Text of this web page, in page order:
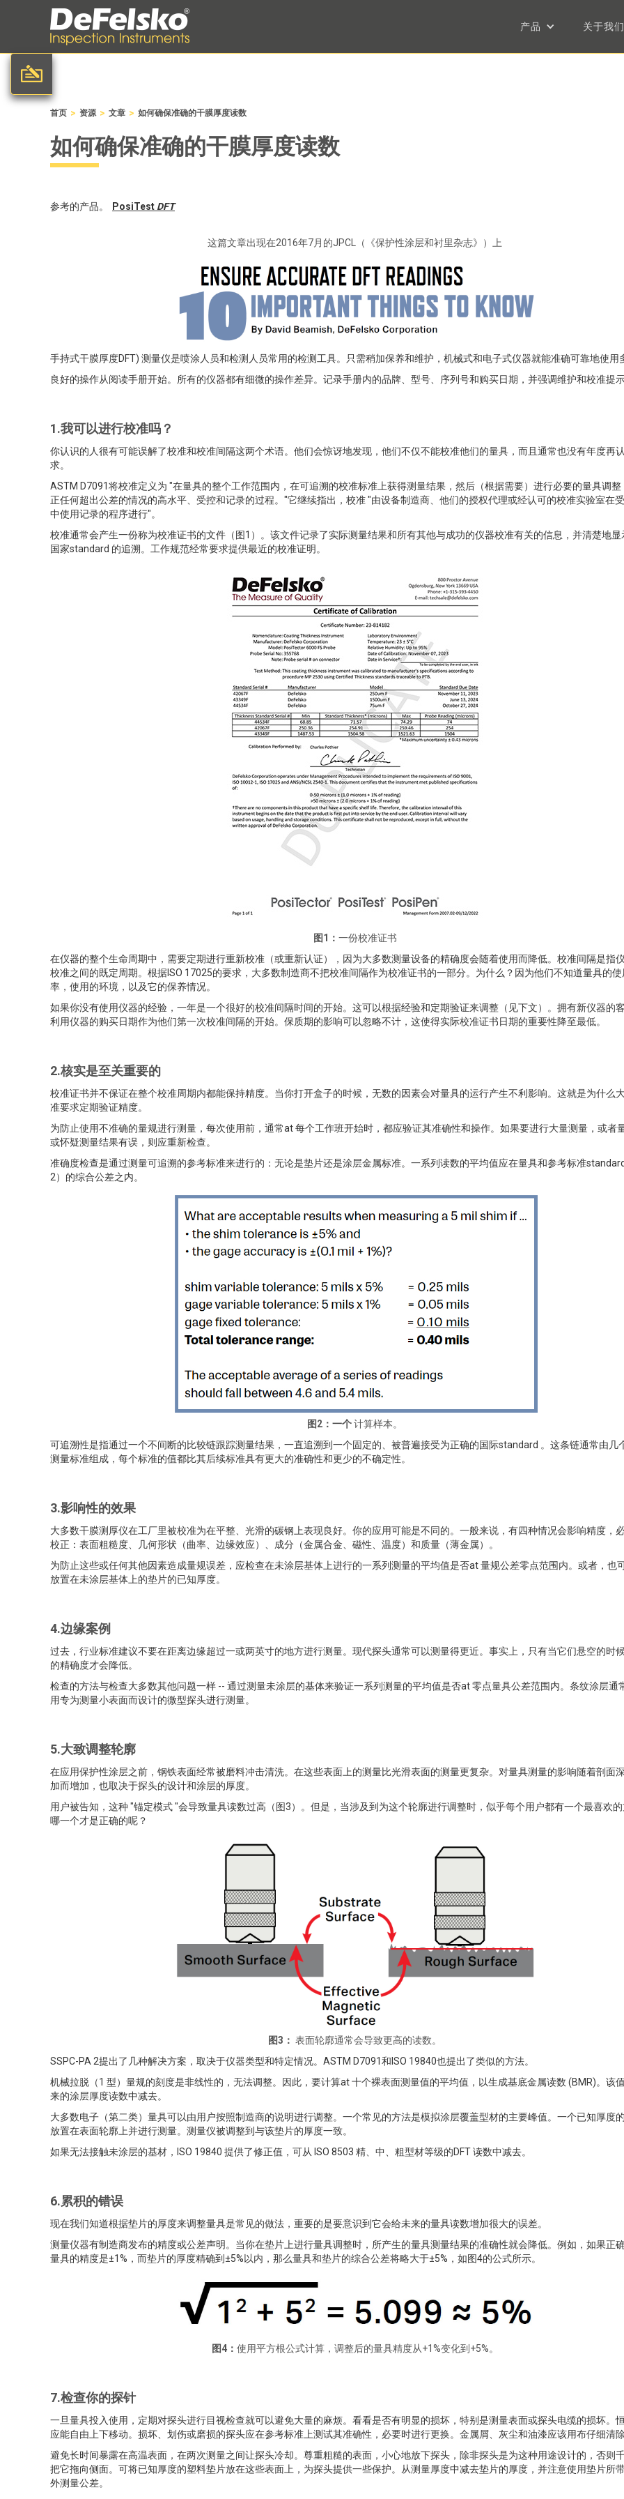
产品 关于我们
首页 > 资源 > 文章 > 如何确保准确的干膜厚度读数
如何确保准确的干膜厚度读数
参考的产品。 PosiTest DFT
这篇文章出现在2016年7月的JPCL（《保护性涂层和衬里杂志》）上
手持式干膜厚度DFT) 测量仪是喷涂人员和检测人员常用的检测工具。只需稍加保养和维护，机械式和电子式仪器就能准确可靠地使用
良好的操作从阅读手册开始。所有的仪器都有细微的操作差异。记录手册内的品牌、型号、序列号和购买日期，并强调维护和校准提示
1.我可以进行校准吗？
你认识的人很有可能误解了校准和校准间隔这两个术语。他们会惊讶地发现，他们不仅不能校准他们的量具，而且通常也没有年度再
求。
ASTM D7091将校准定义为 "在量具的整个工作范围内，在可追溯的校准标准上获得测量结果，然后（根据需要）进行必要的量具调整
正任何超出公差的情况的高水平、受控和记录的过程。"它继续指出，校准 "由设备制造商、他们的授权代理或经认可的校准实验室在
中使用记录的程序进行"。
校准通常会产生一份称为校准证书的文件（图1）。该文件记录了实际测量结果和所有其他与成功的仪器校准有关的信息，并清楚地显
国家standard 的追溯。工作规范经常要求提供最近的校准证明。
图1： 一份校准证书
在仪器的整个生命周期中，需要定期进行重新校准（或重新认证），因为大多数测量设备的精确度会随着使用而降低。校准间隔是指
校准之间的既定周期。根据ISO 17025的要求，大多数制造商不把校准间隔作为校准证书的一部分。为什么？因为他们不知道量具的使
率，使用的环境，以及它的保养情况。
如果你没有使用仪器的经验，一年是一个很好的校准间隔时间的开始。这可以根据经验和定期验证来调整（见下文）。拥有新仪器的
利用仪器的购买日期作为他们第一次校准间隔的开始。保质期的影响可以忽略不计，这使得实际校准证书日期的重要性降至最低。
2.核实是至关重要的
校准证书并不保证在整个校准周期内都能保持精度。当你打开盒子的时候，无数的因素会对量具的运行产生不利影响。这就是为什么
准要求定期验证精度。
为防止使用不准确的量规进行测量，每次使用前，通常at 每个工作班开始时，都应验证其准确性和操作。如果要进行大量测量，或者
或怀疑测量结果有误，则应重新检查。
准确度检查是通过测量可追溯的参考标准来进行的：无论是垫片还是涂层金属标准。一系列读数的平均值应在量具和参考标准
2）的综合公差之内。
图2：一个计算样本。
可追溯性是指通过一个不间断的比较链跟踪测量结果，一直追溯到一个固定的、被普遍接受为正确的国际standard 。这条链通常由几
测量标准组成，每个标准的值都比其后续标准具有更大的准确性和更少的不确定性。
3.影响性的效果
大多数干膜测厚仪在工厂里被校准为在平整、光滑的碳钢上表现良好。你的应用可能是不同的。一般来说，有四种情况会影响精度，
校正：表面粗糙度、几何形状（曲率、边缘效应）、成分（金属合金、磁性、温度）和质量（薄金属）。
为防止这些或任何其他因素造成量规误差，应检查在未涂层基体上进行的一系列测量的平均值是否at 量规公差零点范围内。或者，也
放置在未涂层基体上的垫片的已知厚度。
4.边缘案例
过去，行业标准建议不要在距离边缘超过一或两英寸的地方进行测量。现代探头通常可以测量得更近。事实上，只有当它们悬空的时
的精确度才会降低。
检查的方法与检查大多数其他问题一样 -- 通过测量未涂层的基体来验证一系列测量的平均值是否at 零点量具公差范围内。条纹涂层通
用专为测量小表面而设计的微型探头进行测量。
5.大致调整轮廓
在应用保护性涂层之前，钢铁表面经常被磨料冲击清洗。在这些表面上的测量比光滑表面的测量更复杂。对量具测量的影响随着剖面
加而增加，也取决于探头的设计和涂层的厚度。
用户被告知，这种 "锚定模式 "会导致量具读数过高（图3）。但是，当涉及到为这个轮廓进行调整时，似乎每个用户都有一个最喜欢的
哪一个才是正确的呢？
图3： 表面轮廓通常会导致更高的读数。
SSPC-PA 2提出了几种解决方案，取决于仪器类型和特定情况。ASTM D7091和ISO 19840也提出了类似的方法。
机械拉脱（1 型）量规的刻度是非线性的，无法调整。因此，要计算at 十个裸表面测量值的平均值，以生成基底金属读数 (BMR)。该
来的涂层厚度读数中减去。
大多数电子（第二类）量具可以由用户按照制造商的说明进行调整。一个常见的方法是模拟涂层覆盖型材的主要峰值。一个已知厚度
放置在表面轮廓上并进行测量。测量仪被调整到与该垫片的厚度一致。
如果无法接触未涂层的基材，ISO 19840 提供了修正值，可从 ISO 8503 精、中、粗型材等级的DFT 读数中减去。
6.累积的错误
现在我们知道根据垫片的厚度来调整量具是常见的做法，重要的是要意识到它会给未来的量具读数增加很大的误差。
测量仪器有制造商发布的精度或公差声明。当你在垫片上进行量具调整时，所产生的量具测量结果的准确性就会降低。例如，如果正
量具的精度是±1%，而垫片的厚度精确到±5%以内，那么量具和垫片的综合公差将略大于±5%，如图4的公式所示。
图4： 使用平方根公式计算，调整后的量具精度从+1%变化到+5%。
7.检查你的探针
一旦量具投入使用，定期对探头进行目视检查就可以避免大量的麻烦。看看是否有明显的损坏，特别是测量表面或探头电缆的损坏。
应能自由上下移动。损坏、划伤或磨损的探头应在参考标准上测试其准确性，必要时进行更换。金属屑、灰尘和油漆应该用布仔细清除
避免长时间暴露在高温表面，在两次测量之间让探头冷却。尊重粗糙的表面，小心地放下探头，除非探头是为这种用途设计的，否则
把它拖向侧面。可将已知厚度的塑料垫片放在这些表面上，为探头提供一些保护。从测量厚度中减去垫片的厚度，并注意使用垫片所
外测量公差。